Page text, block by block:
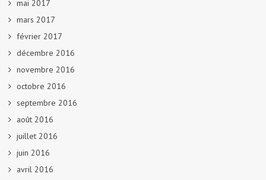
mai 2017
mars 2017
février 2017
décembre 2016
novembre 2016
octobre 2016
septembre 2016
août 2016
juillet 2016
juin 2016
avril 2016